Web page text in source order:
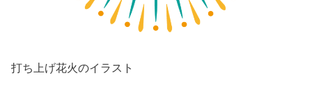
打ち上げ花火のイラスト